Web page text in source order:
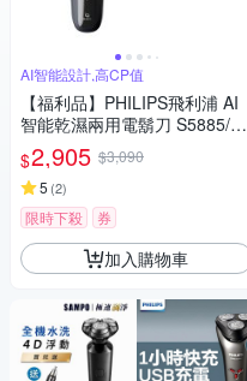
AI智能設計,高CP值
【福利品】PHILIPS飛利浦 AI
智能乾濕兩用電鬍刀 S5885/10
(一年保固)
$2,905 $3,090
5 (2)
限時下殺 券
加入購物車